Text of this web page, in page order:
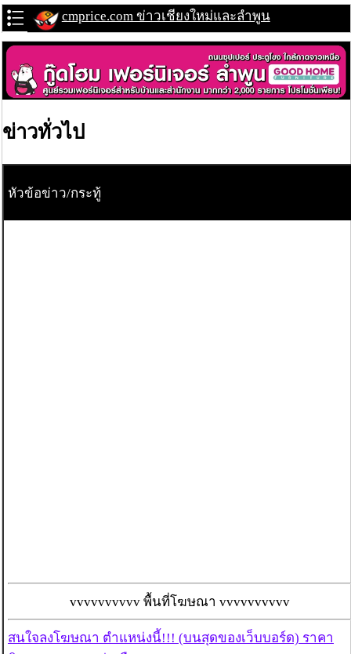
cmprice.com ข่าวเชียงใหม่และลำพูน
ข่าวทั่วไป
หัวข้อข่าว/กระทู้
vvvvvvvvvv พื้นที่โฆษณา vvvvvvvvvv
สนใจลงโฆษณา ตำแหน่งนี้!!! (บนสุดของเว็บบอร์ด) ราคา